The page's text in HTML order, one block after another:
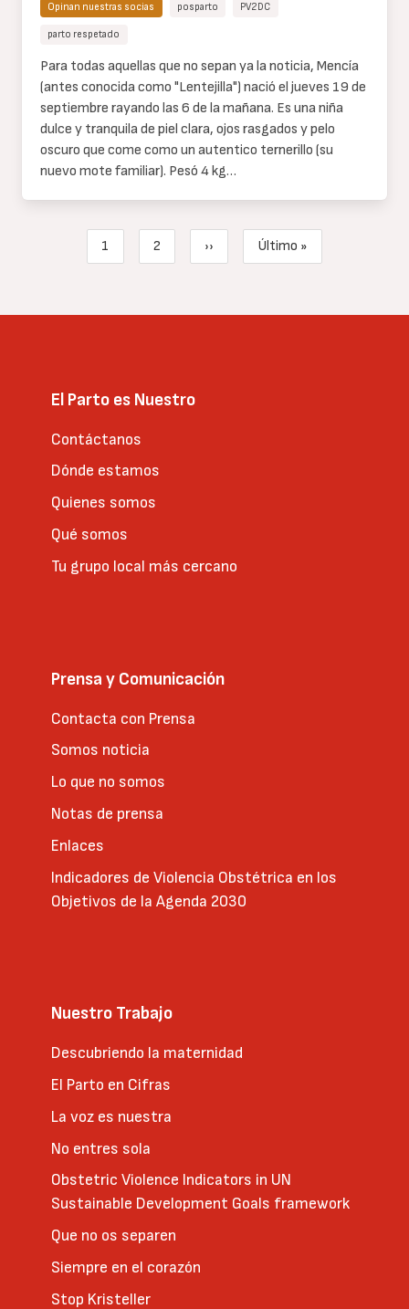
Opinan nuestras socias posparto PV2DC
parto respetado
Cuerpo
de
texto
Para todas aquellas que no sepan ya la noticia, Mencía
(antes conocida como "Lentejilla") nació el jueves 19 de
septiembre rayando las 6 de la mañana. Es una niña
dulce y tranquila de piel clara, ojos rasgados y pelo
oscuro que come como un autentico ternerillo (su
nuevo mote familiar). Pesó 4 kg…
Paginación
Página actual
1
Page
2
Siguiente página
››
Última página
Último »
El Parto es Nuestro
Contáctanos
Dónde estamos
Quienes somos
Qué somos
Tu grupo local más cercano
Prensa y Comunicación
Contacta con Prensa
Somos noticia
Lo que no somos
Notas de prensa
Enlaces
Indicadores de Violencia Obstétrica en los
Objetivos de la Agenda 2030
Nuestro Trabajo
Descubriendo la maternidad
El Parto en Cifras
La voz es nuestra
No entres sola
Obstetric Violence Indicators in UN
Sustainable Development Goals framework
Que no os separen
Siempre en el corazón
Stop Kristeller